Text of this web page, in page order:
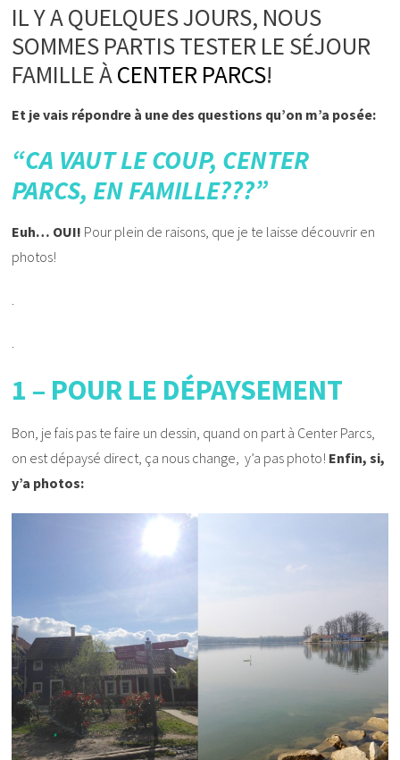
IL Y A QUELQUES JOURS, NOUS
SOMMES PARTIS TESTER LE SÉJOUR
FAMILLE ÀCENTER PARCS!
Et je vais répondre à une des questions qu’on m’a posée:
“CA VAUT LE COUP, CENTER
PARCS, EN FAMILLE???”
Euh… OUI! Pour plein de raisons, que je te laisse découvrir en
photos!
1 – POUR LE DÉPAYSEMENT
Bon, je fais pas te faire un dessin, quand on part à Center Parcs,
on est dépaysé direct, ça nous change, y’a pas photo! Enfin, si,
y’a photos: